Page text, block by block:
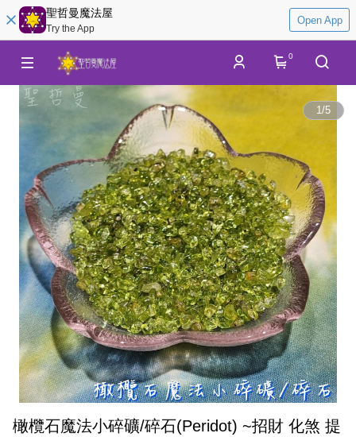
聖哲曼魔法屋
Try the App
Open App
0
1/5
橄欖石魔法小碎礦/碎石(Peridot) ~招財 化煞 提